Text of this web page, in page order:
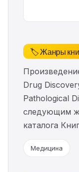
🏷️ Жанры
Drug
Pathological
следующим
каталога
Медицина